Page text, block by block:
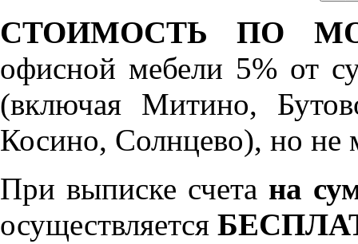
СТОИМОСТЬ ПО
офисной мебели 5% от
(включая Митино,
Косино, Солнцево), но не
При выписке счета на
осуществляется